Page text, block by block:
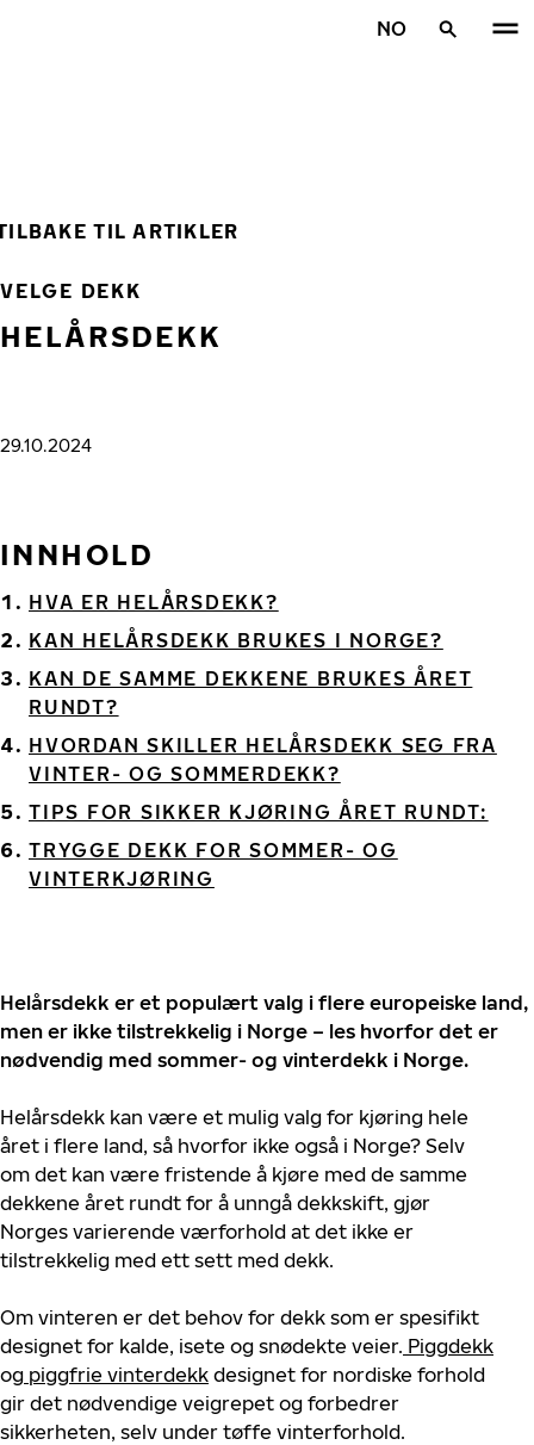
NO
TIL ARTIKLER
VELGE DEKK
HELÅRSDEKK
29.10.2024
INNHOLD
HVA ER HELÅRSDEKK?
KAN HELÅRSDEKK BRUKES I NORGE?
KAN DE SAMME DEKKENE BRUKES ÅRET
RUNDT?
HVORDAN SKILLER HELÅRSDEKK SEG FRA
VINTER- OG SOMMERDEKK?
TIPS FOR SIKKER KJØRING ÅRET RUNDT:
TRYGGE DEKK FOR SOMMER- OG
VINTERKJØRING
Helårsdekk er et populært valg i flere europeiske land,
men er ikke tilstrekkelig i Norge – les hvorfor det er
nødvendig med sommer- og vinterdekk i Norge.
Helårsdekk kan være et mulig valg for kjøring hele
året i flere land, så hvorfor ikke også i Norge? Selv
om det kan være fristende å kjøre med de samme
dekkene året rundt for å unngå dekkskift, gjør
Norges varierende værforhold at det ikke er
tilstrekkelig med ett sett med dekk.
Om vinteren er det behov for dekk som er spesifikt
designet for kalde, isete og snødekte veier. Piggdekk
og piggfrie vinterdekk designet for nordiske forhold
gir det nødvendige veigrepet og forbedrer
sikkerheten, selv under tøffe vinterforhold.